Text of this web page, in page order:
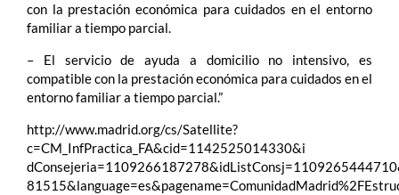
con la prestación económica para cuidados en el entorno
familiar a tiempo parcial.
– El servicio de ayuda a domicilio no intensivo, es
compatible con la prestación económica para cuidados en el
entorno familiar a tiempo parcial.”
http://www.madrid.org/cs/Satellite?
c=CM_InfPractica_FA&cid=1142525014330&i